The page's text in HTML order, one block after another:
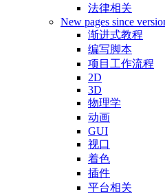
法律相关
New pages since
渐进式教程
编写脚本
项目工作流程
2D
3D
物理学
动画
GUI
视口
着色
插件
平台相关